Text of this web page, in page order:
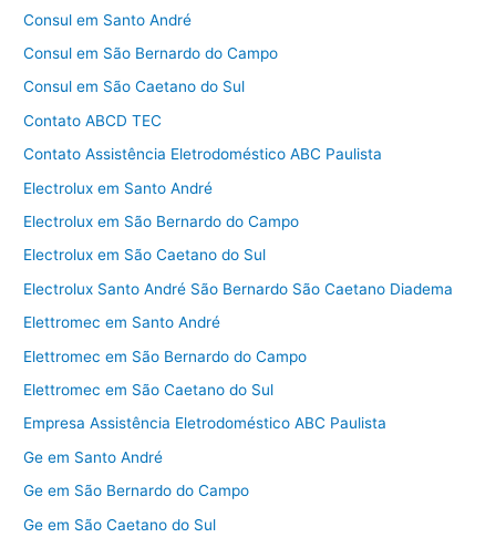
Consul em Santo André
Consul em São Bernardo do Campo
Consul em São Caetano do Sul
Contato ABCD TEC
Contato Assistência Eletrodoméstico ABC Paulista
Electrolux em Santo André
Electrolux em São Bernardo do Campo
Electrolux em São Caetano do Sul
Electrolux Santo André São Bernardo São Caetano Diadema
Elettromec em Santo André
Elettromec em São Bernardo do Campo
Elettromec em São Caetano do Sul
Empresa Assistência Eletrodoméstico ABC Paulista
Ge em Santo André
Ge em São Bernardo do Campo
Ge em São Caetano do Sul